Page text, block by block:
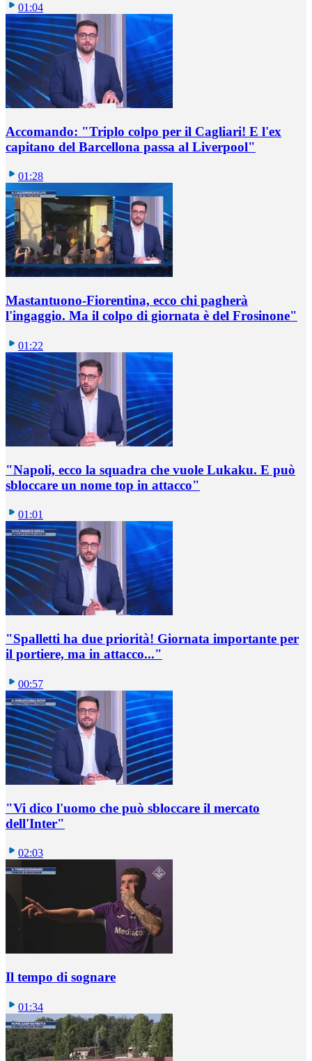
01:04
Accomando: "Triplo colpo per il Cagliari! E l'ex
capitano del Barcellona passa al Liverpool"
01:28
Mastantuono-Fiorentina, ecco chi pagherà
l'ingaggio. Ma il colpo di giornata è del Frosinone"
01:22
"Napoli, ecco la squadra che vuole Lukaku. E può
sbloccare un nome top in attacco"
01:01
"Spalletti ha due priorità! Giornata importante per
il portiere, ma in attacco..."
00:57
"Vi dico l'uomo che può sbloccare il mercato
dell'Inter"
02:03
Il tempo di sognare
01:34